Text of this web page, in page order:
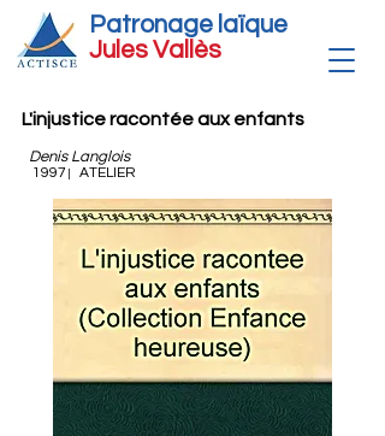
Patronage laïque
Jules Vallès
L'injustice racontée aux enfants
Denis Langlois
1997 ATELIER